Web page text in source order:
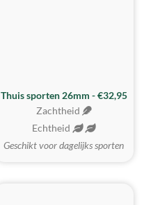
Thuis sporten 26mm - €32,95
Zachtheid
Echtheid
Geschikt voor dagelijks sporten